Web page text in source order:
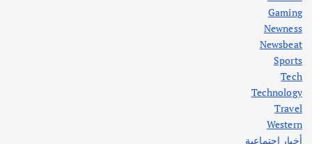
أهم الأخبار
اختتام ورشة السينوغرافيا في مدينة كلباء الاماراتية
أغسطس 3, 2026
Gaming
Newness
Newsbeat
Sports
Tech
Technology
Travel
Western
أخبار اجتماعية